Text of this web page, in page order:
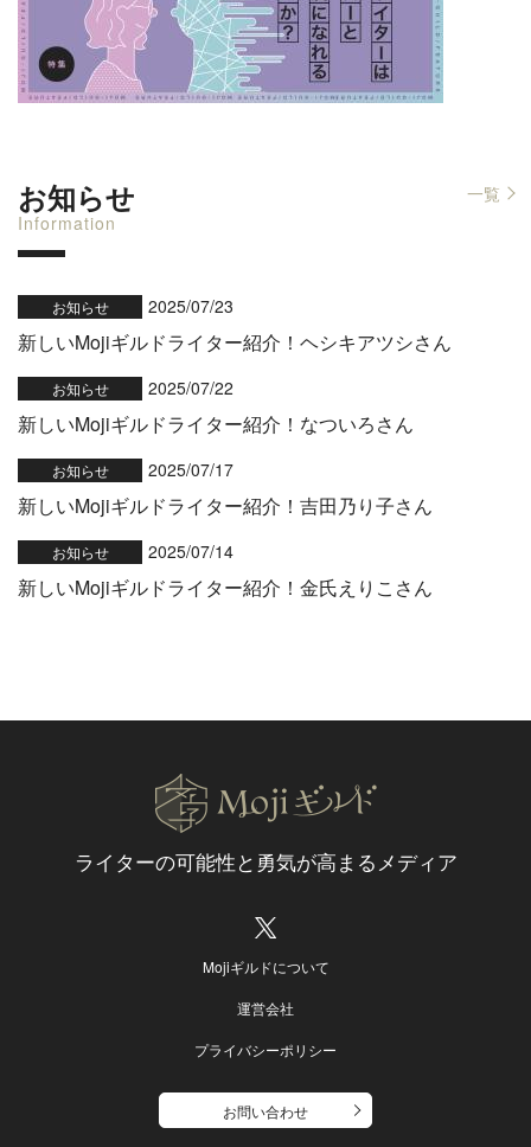
お知らせ
Information
一覧
お知らせ 2025/07/23
新しいMojiギルドライター紹介！ヘシキアツシさん
お知らせ 2025/07/22
新しいMojiギルドライター紹介！なついろさん
お知らせ 2025/07/17
新しいMojiギルドライター紹介！吉田乃り子さん
お知らせ 2025/07/14
新しいMojiギルドライター紹介！金氏えりこさん
ライターの可能性と 勇気が高まるメディア
Mojiギルドについて
運営会社
プライバシーポリシー
お問い合わせ